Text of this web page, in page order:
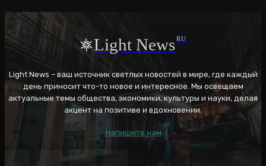
Light NewsRU
Light News – ваш источник светлых новостей в мире, где каждый
день приносит что-то новое и интересное. Мы освещаем
актуальные темы общества, экономики, культуры и науки, делая
акцент на позитиве и вдохновении.
Напишите нам